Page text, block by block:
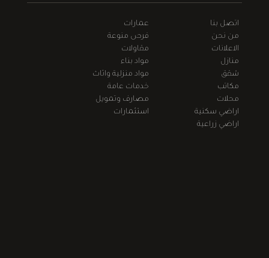
اتصل بنا
من نحن
الاعلانات
منازل
شقق
مكاتب
محلات
اراضي سكنية
اراضي زراعية
عمارات
فرص منوعة
مقاولات
مواد بناء
مواد منزلية واثاث
خدمات عامة
مصارف وتمويل
استثمارات